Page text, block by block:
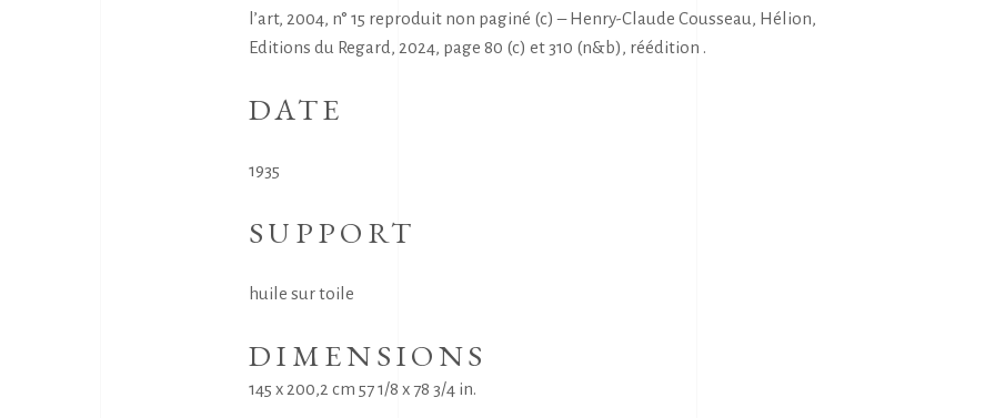
l’art, 2004, n° 15 reproduit non paginé (c) – Henry-Claude Cousseau, Hélion,
Editions du Regard, 2024, page 80 (c) et 310 (n&b), réédition .
DATE
1935
SUPPORT
huile sur toile
DIMENSIONS
145 x 200,2 cm 57 1/8 x 78 3/4 in.